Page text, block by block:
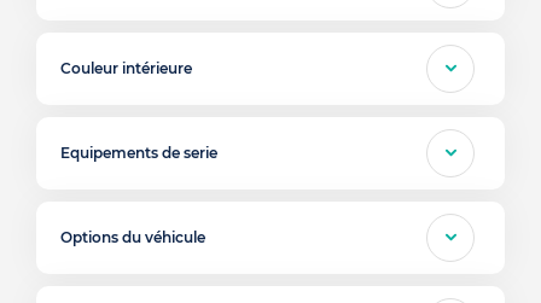
Couleur intérieure
Equipements de serie
Options du véhicule